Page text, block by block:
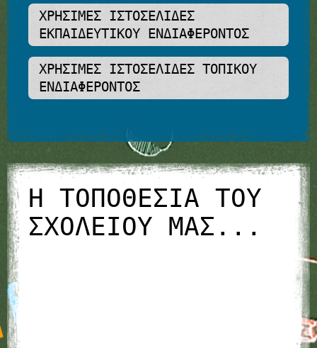
τοπικού ενδιαφέροντος:
Διαβάστε περισσότερα
Η ΤΟΠΟΘΕΣΊΑ ΤΟΥ
ΣΧΟΛΕΊΟΥ ΜΑΣ...